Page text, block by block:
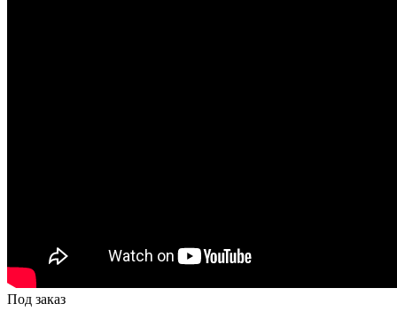
Под заказ